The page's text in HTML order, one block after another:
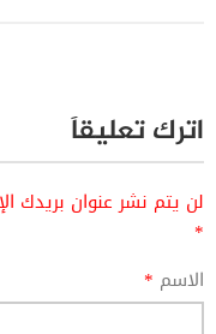
اترك تعليقاً
لن يتم نشر عنوان بريدك
*
الاسم *